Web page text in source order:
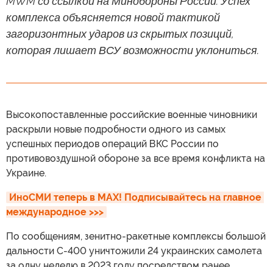
комплекса объясняется новой тактикой
загоризонтных ударов из скрытых позиций,
которая лишает ВСУ возможности уклониться.
Высокопоставленные российские военные чиновники
раскрыли новые подробности одного из самых
успешных периодов операций ВКС России по
противовоздушной обороне за все время конфликта на
Украине.
ИноСМИ теперь в MAX! Подписывайтесь на главное
международное >>>
По сообщениям, зенитно-ракетные комплексы большой
дальности С-400 уничтожили 24 украинских самолета